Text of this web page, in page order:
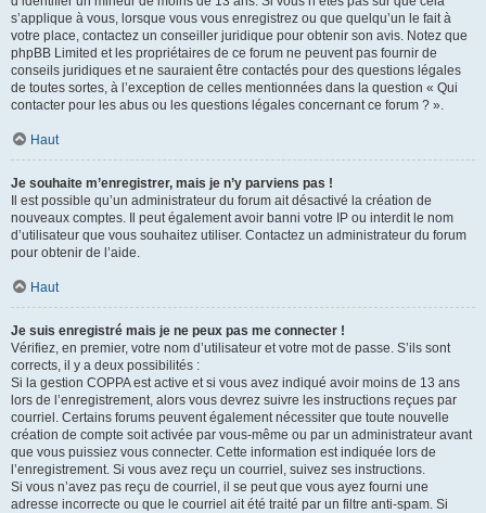
s’applique à vous, lorsque vous vous enregistrez ou que quelqu’un le fait à
votre place, contactez un conseiller juridique pour obtenir son avis. Notez que
phpBB Limited et les propriétaires de ce forum ne peuvent pas fournir de
conseils juridiques et ne sauraient être contactés pour des questions légales
de toutes sortes, à l’exception de celles mentionnées dans la question « Qui
contacter pour les abus ou les questions légales concernant ce forum ? ».
Haut
Je souhaite m’enregistrer, mais je n’y parviens pas !
Il est possible qu’un administrateur du forum ait désactivé la création de
nouveaux comptes. Il peut également avoir banni votre IP ou interdit le nom
d’utilisateur que vous souhaitez utiliser. Contactez un administrateur du forum
pour obtenir de l’aide.
Haut
Je suis enregistré mais je ne peux pas me connecter !
Vérifiez, en premier, votre nom d’utilisateur et votre mot de passe. S’ils sont
corrects, il y a deux possibilités :
Si la gestion COPPA est active et si vous avez indiqué avoir moins de 13 ans
lors de l’enregistrement, alors vous devrez suivre les instructions reçues par
courriel. Certains forums peuvent également nécessiter que toute nouvelle
création de compte soit activée par vous-même ou par un administrateur avant
que vous puissiez vous connecter. Cette information est indiquée lors de
l’enregistrement. Si vous avez reçu un courriel, suivez ses instructions.
Si vous n’avez pas reçu de courriel, il se peut que vous ayez fourni une
adresse incorrecte ou que le courriel ait été traité par un filtre anti-spam. Si